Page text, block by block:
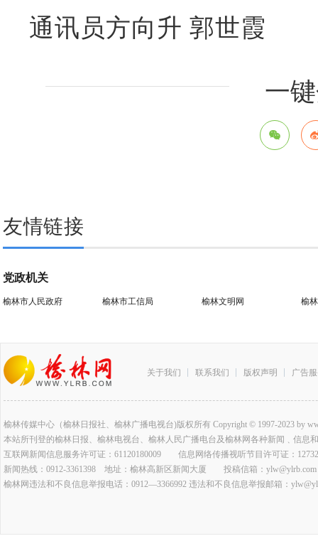
通讯员方向升 郭世霞
一
友情链接
党政机关
榆林市人民政府 榆林市工信局 榆林文明网 榆
关于我们 联系我们 版权声明 广告
榆林传媒中心（榆林日报社、榆林广播电视台)版权所有 Copyright © 1997-2023 by
本站所刊登的榆林日报、榆林电视台、榆林人民广播电台及榆林网各种新闻﹑信
互联网新闻信息服务许可证：61120180009 信息网络传播视听节目许可证：
新闻热线：0912-3361398 地址：榆林高新区新闻大厦 投稿信箱：ylw@ylrb.com
榆林网违法和不良信息举报电话：0912—3366992 违法和不良信息举报邮箱：